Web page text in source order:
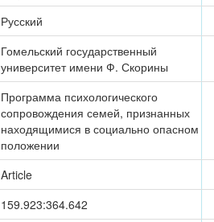
Русский
Гомельский государственный
университет имени Ф. Скорины
Программа психологического
сопровождения семей, признанных
находящимися в социально опасном
положении
Article
159.923:364.642